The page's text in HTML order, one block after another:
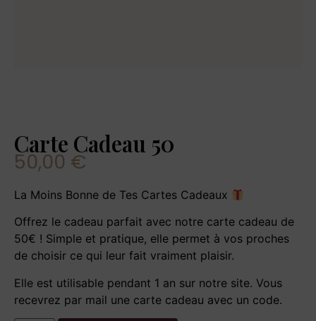
Carte Cadeau 50
50,00 €
La Moins Bonne de Tes Cartes Cadeaux
Offrez le cadeau parfait avec notre carte cadeau de
50€ ! Simple et pratique, elle permet à vos proches
de choisir ce qui leur fait vraiment plaisir.
Elle est utilisable pendant 1 an sur notre site. Vous
recevrez par mail une carte cadeau avec un code.